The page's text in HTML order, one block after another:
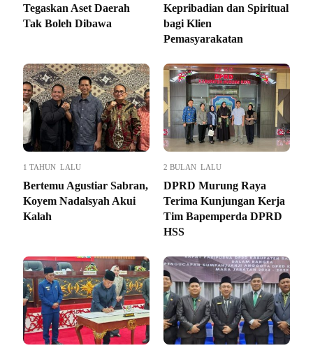
Tegaskan Aset Daerah
Tak Boleh Dibawa
Kepribadian dan Spiritual
bagi Klien
Pemasyarakatan
1 TAHUN LALU
Bertemu Agustiar Sabran,
Koyem Nadalsyah Akui
Kalah
2 BULAN LALU
DPRD Murung Raya
Terima Kunjungan Kerja
Tim Bapemperda DPRD
HSS